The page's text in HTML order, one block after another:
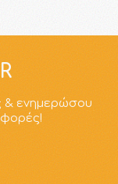
& ενημερώσου